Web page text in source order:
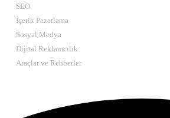
SEO
İçerik Pazarlama
Sosyal Medya
Dijital Reklamcılık
Araçlar ve Rehberler